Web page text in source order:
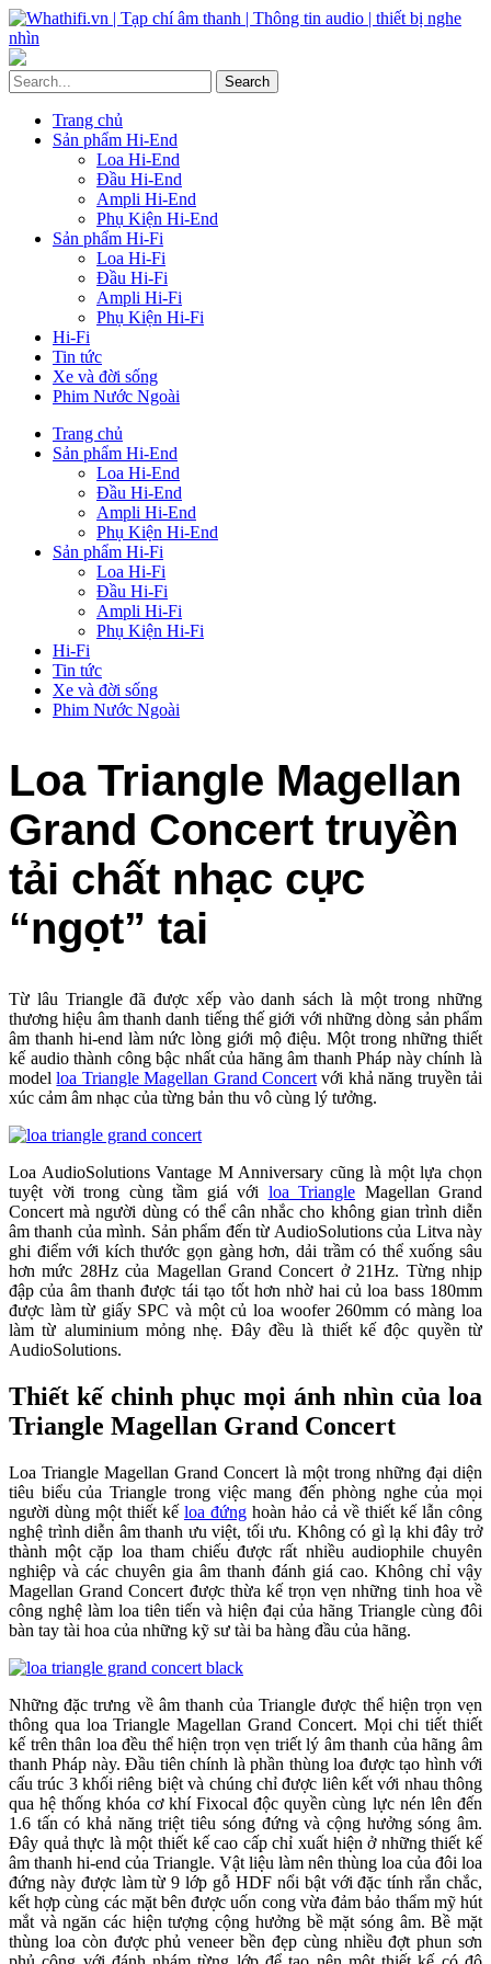
Trang chủ
Sản phẩm Hi-End
Loa Hi-End
Đầu Hi-End
Ampli Hi-End
Phụ Kiện Hi-End
Sản phẩm Hi-Fi
Loa Hi-Fi
Đầu Hi-Fi
Ampli Hi-Fi
Phụ Kiện Hi-Fi
Hi-Fi
Tin tức
Xe và đời sống
Phim Nước Ngoài
Trang chủ
Sản phẩm Hi-End
Loa Hi-End
Đầu Hi-End
Ampli Hi-End
Phụ Kiện Hi-End
Sản phẩm Hi-Fi
Loa Hi-Fi
Đầu Hi-Fi
Ampli Hi-Fi
Phụ Kiện Hi-Fi
Hi-Fi
Tin tức
Xe và đời sống
Phim Nước Ngoài
Loa Triangle Magellan
Grand Concert truyền
tải chất nhạc cực
“ngọt” tai
Từ lâu Triangle đã được xếp vào danh sách là một trong những
thương hiệu âm thanh danh tiếng thế giới với những dòng sản phẩm
âm thanh hi-end làm nức lòng giới mộ điệu. Một trong những thiết
kế audio thành công bậc nhất của hãng âm thanh Pháp này chính là
modelloa Triangle Magellan Grand Concert với khả năng truyền tải
xúc cảm âm nhạc của từng bản thu vô cùng lý tưởng.
Loa AudioSolutions Vantage M Anniversary cũng là một lựa chọn
tuyệt vời trong cùng tầm giá với loa Triangle Magellan Grand
Concert mà người dùng có thể cân nhắc cho không gian trình diễn
âm thanh của mình. Sản phẩm đến từ AudioSolutions của Litva này
ghi điểm với kích thước gọn gàng hơn, dải trầm có thể xuống sâu
hơn mức 28Hz của Magellan Grand Concert ở 21Hz. Từng nhịp
đập của âm thanh được tái tạo tốt hơn nhờ hai củ loa bass 180mm
được làm từ giấy SPC và một củ loa woofer 260mm có màng loa
làm từ aluminium mỏng nhẹ. Đây đều là thiết kế độc quyền từ
AudioSolutions.
Thiết kế chinh phục mọi ánh nhìn của loa
Triangle Magellan Grand Concert
Loa Triangle Magellan Grand Concert là một trong những đại diện
tiêu biểu của Triangle trong việc mang đến phòng nghe của mọi
người dùng một thiết kế loa đứng hoàn hảo cả về thiết kế lẫn công
nghệ trình diễn âm thanh ưu việt, tối ưu. Không có gì lạ khi đây trở
thành một cặp loa tham chiếu được rất nhiều audiophile chuyên
nghiệp và các chuyên gia âm thanh đánh giá cao. Không chỉ vậy
Magellan Grand Concert được thừa kế trọn vẹn những tinh hoa về
công nghệ làm loa tiên tiến và hiện đại của hãng Triangle cùng đôi
bàn tay tài hoa của những kỹ sư tài ba hàng đầu của hãng.
Những đặc trưng về âm thanh của Triangle được thể hiện trọn vẹn
thông qua loa Triangle Magellan Grand Concert. Mọi chi tiết thiết
kế trên thân loa đều thể hiện trọn vẹn triết lý âm thanh của hãng âm
thanh Pháp này. Đầu tiên chính là phần thùng loa được tạo hình với
cấu trúc 3 khối riêng biệt và chúng chỉ được liên kết với nhau thông
qua hệ thống khóa cơ khí Fixocal độc quyền cùng lực nén lên đến
1.6 tấn có khả năng triệt tiêu sóng đứng và cộng hưởng sóng âm.
Đây quả thực là một thiết kế cao cấp chỉ xuất hiện ở những thiết kế
âm thanh hi-end của Triangle. Vật liệu làm nên thùng loa của đôi loa
đứng này được làm từ 9 lớp gỗ HDF nổi bật với đặc tính rắn chắc,
kết hợp cùng các mặt bên được uốn cong vừa đảm bảo thẩm mỹ hút
mắt và ngăn các hiện tượng cộng hưởng bề mặt sóng âm. Bề mặt
thùng loa còn được phủ veneer bền đẹp cùng nhiều đợt phun sơn